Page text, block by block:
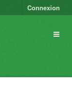
Connexion